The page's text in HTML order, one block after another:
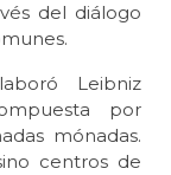
del diálogo
Leibniz
por
mónadas.
centros de